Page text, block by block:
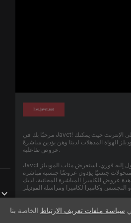
مرحبًا بك في Javct! نحن مجتمع مجاني على الإنترنت حيث يمكنك
الهواة المذهلات لدينا وهن يؤدين مباشرةً
عروض تفاعلية.
Javct مجاني بنسبة 100% والوصول إليه فوري. استعرض مئات الموديلز
جنسيًا يؤدون عروضًا جنسية مباشرة
عروض الكاميرا المباشرة المجانية، لديك
18 عامًا أو أكثر.
سياسة ملفات تعريف الارتباط